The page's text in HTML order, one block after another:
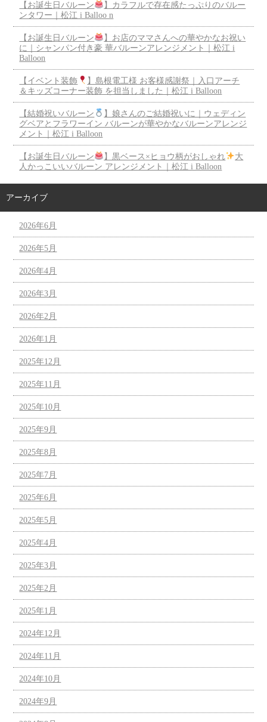
【お誕生日バルーン
】カラフルで存在感たっぷりのバルー
ンタワー｜松江 i Balloo n
【お誕生日バルーン
】お店のママさんへの華やかなお祝い
に｜シャンパン付き豪 華バルーンアレンジメント｜松江 i
Balloon
【イベント装飾
】島根電工様 お客様感謝祭｜入口アーチ
＆キッズコーナー装飾 を担当しました｜松江 i Balloon
【結婚祝いバルーン
】娘さんのご結婚祝いに｜ウェディン
グベアとフラワーイン バルーンが華やかなバルーンアレンジ
メント｜松江 i Balloon
【お誕生日バルーン 】黒ベース×ヒョウ柄がおしゃれ
大
人かっこいいバルーン アレンジメント｜松江 i Balloon
アーカイブ
2026年6月
2026年5月
2026年4月
2026年3月
2026年2月
2026年1月
2025年12月
2025年11月
2025年10月
2025年9月
2025年8月
2025年7月
2025年6月
2025年5月
2025年4月
2025年3月
2025年2月
2025年1月
2024年12月
2024年11月
2024年10月
2024年9月